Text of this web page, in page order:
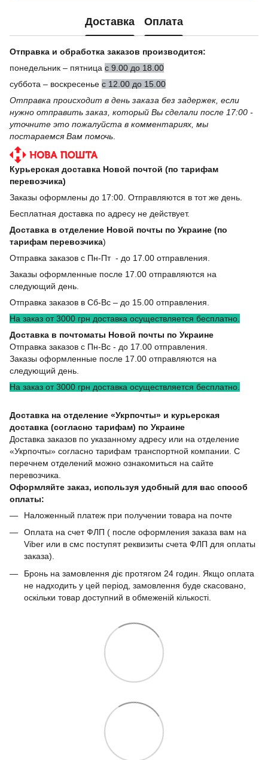
Доставка Оплата
Отправка и обработка заказов производится:
понедельник – пятница с 9.00 до 18.00
суббота – воскресенье с 12.00 до 15.00
Отправка происходит в день заказа без задержек, если
нужно отправить заказ, который Вы сделали после 17:00 -
уточните это пожалуйста в комментариях, мы
постараемся Вам помочь
Курьерская доставка Новой почтой (по тарифам
перевозчика)
Заказы оформлены до 17:00. Отправляются в тот же день.
Бесплатная доставка по адресу не действует.
Доставка в отделение Новой почты по Украине (по
тарифам перевозчика)
Отправка заказов с Пн-Пт - до 17.00 отправления.
Заказы оформленные после 17.00 отправляются на
следующий день.
Отправка заказов в Сб-Вс – до 15.00 отправления.
На заказ от 3000 грн доставка осуществляется бесплатно.
Доставка в почтоматы Новой почты по Украине
Отправка заказов с Пн-Вс - до 17.00 отправления.
Заказы оформленные после 17.00 отправляются на
следующий день.
На заказ от 3000 грн доставка осуществляется бесплатно.
Доставка на отделение «Укрпочты» и курьерская
доставка (согласно тарифам) по Украине
Доставка заказов по указанному адресу или на отделение
«Укрпочты» согласно тарифам транспортной компании. С
перечнем отделений можно ознакомиться на сайте
перевозчика.
Оформляйте заказ, используя удобный для вас способ
оплаты:
Наложенный платеж при получении товара на почте
Оплата на счет ФЛП ( после оформления заказа вам на
Viber или в смс поступят реквизиты счета ФЛП для оплаты
заказа).
Бронь на замовлення діє протягом 24 годин. Якщо оплата
не надходить у цей період, замовлення буде скасовано,
оскільки товар доступний в обмеженій кількості.